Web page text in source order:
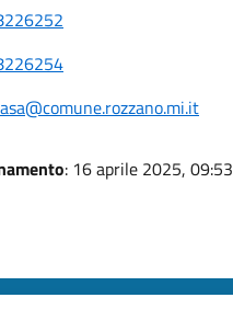
: 16 aprile 2025, 09:53